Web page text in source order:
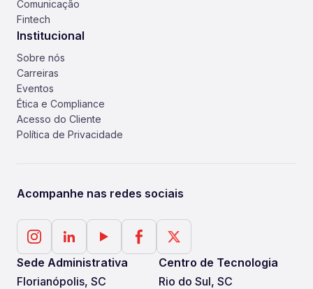
Comunicação
Fintech
Institucional
Sobre nós
Carreiras
Eventos
Ética e Compliance
Acesso do Cliente
Política de Privacidade
Acompanhe nas redes sociais
Sede Administrativa
Florianópolis, SC
Centro de Tecnologia
Rio do Sul, SC